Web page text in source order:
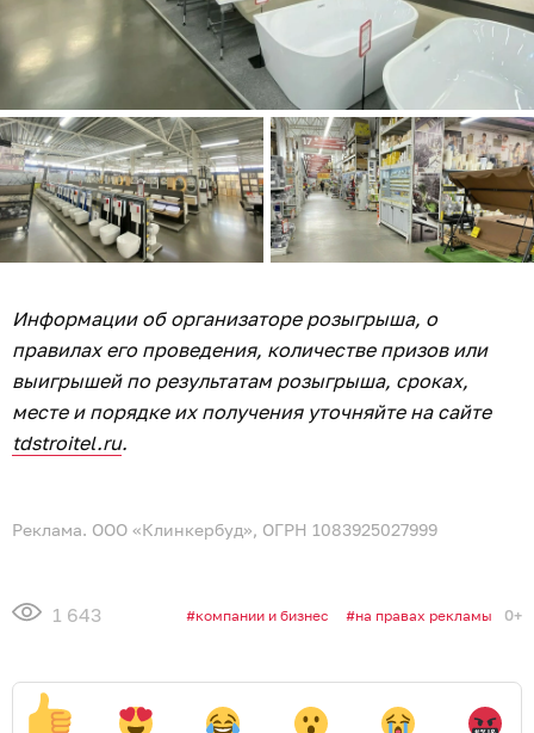
Информации об организаторе розыгрыша, о
правилах его проведения, количестве призов или
выигрышей по результатам розыгрыша, сроках,
месте и порядке их получения уточняйте на сайте
tdstroitel.ru.
Реклама. ООО «Клинкербуд», ОГРН 1083925027999
1 643 компании и бизнес на правах рекламы 0+